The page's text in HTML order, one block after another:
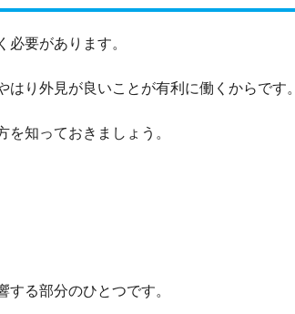
要があります。
り外見が良いことが有利に働くからです。
知っておきましょう。
る部分のひとつです。